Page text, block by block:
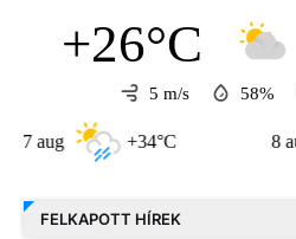
+26°C
5 m/s 58%
+34°C
FELKAPOTT HÍREK